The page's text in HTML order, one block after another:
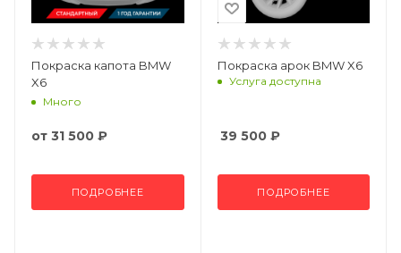
Покраска капота BMW
X6
Много
от 31 500 ₽
ПОДРОБНЕЕ
Покраска арок BMW X6
Услуга доступна
39 500₽
ПОДРОБНЕЕ